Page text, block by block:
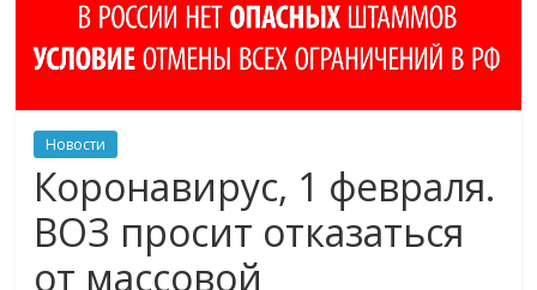
Новости
Коронавирус, 1 февраля.
ВОЗ просит отказаться
от массовой